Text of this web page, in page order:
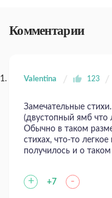
Комментарии
Valentina 123
Замечательные
(двустопный ямб что
Обычно в таком
стихах, что-то
получилось и о
+ +7 -